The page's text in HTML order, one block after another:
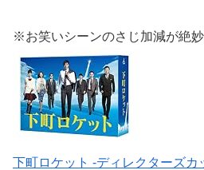
※お笑いシーンのさじ加減が絶妙
下町ロケット -ディレクターズカ